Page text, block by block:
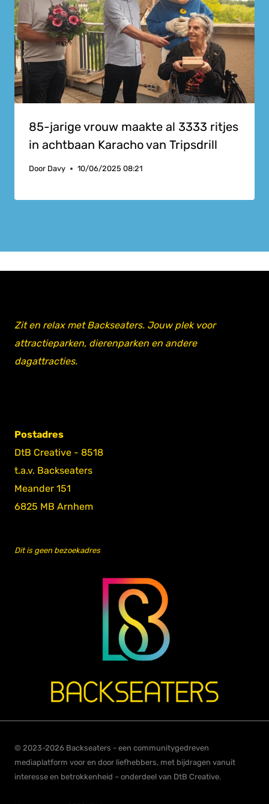
85-jarige vrouw maakte al 3333 ritjes
in achtbaan Karacho van Tripsdrill
Door Davy 10/06/2025 08:21
Zit en relax met Backseaters. Jouw plek voor
attractieparken, dierenparken en andere
dagattracties.
Postadres
DtB Creative - 8518
t.a.v. Backseaters
Meander 151
6825 MB Arnhem
Dit is geen bezoekadres
© 2023-2026 Backseaters - een communitygedreven
mediaplatform voor en door liefhebbers, met bijdragen vanuit
interesse en betrokkenheid – onderdeel van DtB Creative.